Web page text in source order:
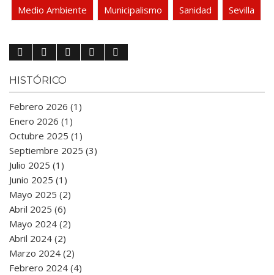
Medio Ambiente Municipalismo Sanidad Sevilla
HISTÓRICO
Febrero 2026 (1)
Enero 2026 (1)
Octubre 2025 (1)
Septiembre 2025 (3)
Julio 2025 (1)
Junio 2025 (1)
Mayo 2025 (2)
Abril 2025 (6)
Mayo 2024 (2)
Abril 2024 (2)
Marzo 2024 (2)
Febrero 2024 (4)